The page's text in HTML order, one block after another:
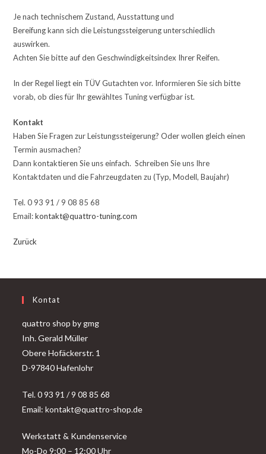
Je nach technischem Zustand, Ausstattung und
Bereifung kann sich die Leistungssteigerung unterschiedlich
auswirken.
Achten Sie bitte auf den Geschwindigkeitsindex Ihrer Reifen.
In der Regel liegt ein TÜV Gutachten vor. Informieren Sie sich bitte
vorab, ob dies für Ihr gewähltes Tuning verfügbar ist.
Kontakt
Haben Sie Fragen zur Leistungssteigerung? Oder wollen gleich einen
Termin ausmachen?
Dann kontaktieren Sie uns einfach. Schreiben Sie uns Ihre
Kontaktdaten und die Fahrzeugdaten zu (Typ, Modell, Baujahr)
Tel. 0 93 91 / 9 08 85 68
Email:kontakt@quattro-tuning.com
Zurück
Kontat
quattro shop by gmg
Inh. Gerald Müller
Obere Hofäckerstr. 1
D-97840 Hafenlohr
Tel. 0 93 91 / 9 08 85 68
Email: kontakt@quattro-shop.de
Werkstatt & Kundenservice
Mo-Do 9:00 – 12:00 Uhr